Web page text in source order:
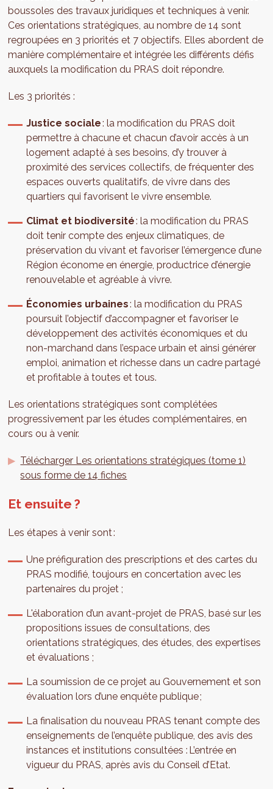
boussoles des travaux juridiques et techniques à venir.
Ces orientations stratégiques, au nombre de 14 sont
regroupées en 3 priorités et 7 objectifs. Elles abordent de
manière complémentaire et intégrée les différents défis
auxquels la modification du PRAS doit répondre.
Les 3 priorités :
Justice sociale: la modification du PRAS doit
permettre à chacune et chacun d’avoir accès à un
logement adapté à ses besoins, d’y trouver à
proximité des services collectifs, de fréquenter des
espaces ouverts qualitatifs, de vivre dans des
quartiers qui favorisent le vivre ensemble.
Climat et biodiversité: la modification du PRAS
doit tenir compte des enjeux climatiques, de
préservation du vivant et favoriser l’émergence d’une
Région économe en énergie, productrice d’énergie
renouvelable et agréable à vivre.
Économies urbaines: la modification du PRAS
poursuit l’objectif d’accompagner et favoriser le
développement des activités économiques et du
non-marchand dans l’espace urbain et ainsi générer
emploi, animation et richesse dans un cadre partagé
et profitable à toutes et tous.
Les orientations stratégiques sont complétées
progressivement par les études complémentaires, en
cours ou à venir.
Télécharger Les orientations stratégiques (tome 1)
sous forme de 14 fiches
Et ensuite ?
Les étapes à venir sont :
Une préfiguration des prescriptions et des cartes du
PRAS modifié, toujours en concertation avec les
partenaires du projet ;
L'élaboration d’un avant-projet de PRAS, basé sur les
propositions issues de consultations, des
orientations stratégiques, des études, des expertises
et évaluations ;
La soumission de ce projet au Gouvernement et son
évaluation lors d’une enquête publique ;
La finalisation du nouveau PRAS tenant compte des
enseignements de l’enquête publique, des avis des
instances et institutions consultées : L’entrée en
vigueur du PRAS, après avis du Conseil d’Etat.